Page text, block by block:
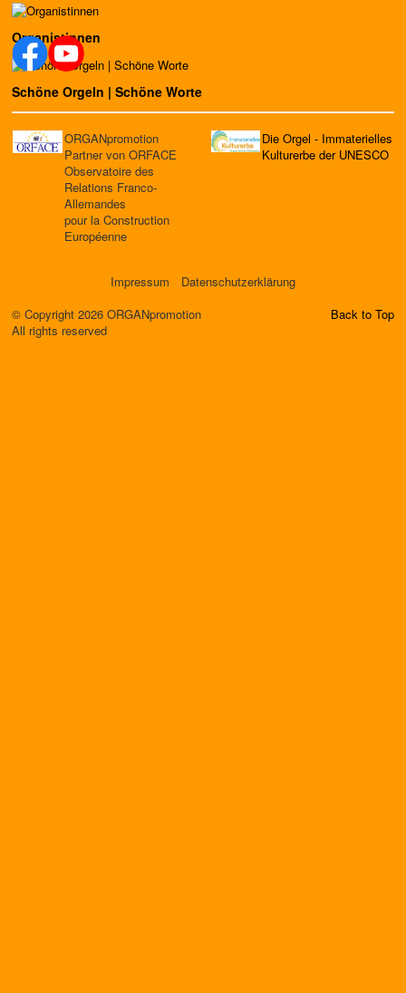
Organistinnen
Schöne Orgeln | Schöne Worte
ORGANpromotion
Partner von ORFACE
Observatoire des
Relations Franco-
Allemandes
pour la Construction
Européenne
Die Orgel - Immaterielles
Kulturerbe der UNESCO
Impressum
Datenschutzerklärung
© Copyright 2026 ORGANpromotion
All rights reserved
Back to Top